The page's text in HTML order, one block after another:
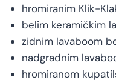
hromiranim Klik-
belim keramičkim
zidnim lavaboom
nadgradnim
hromiranom